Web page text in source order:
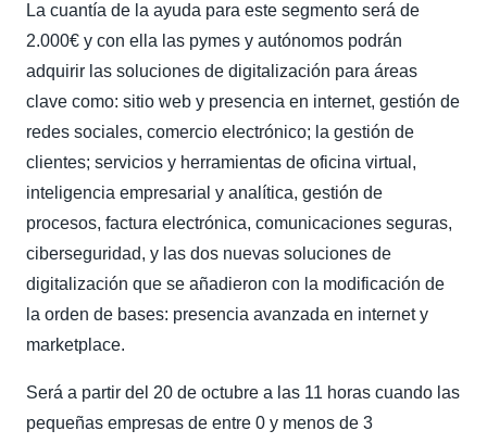
La cuantía de la ayuda para este segmento será de
2.000€ y con ella las pymes y autónomos podrán
adquirir las soluciones de digitalización para áreas
clave como: sitio web y presencia en internet, gestión de
redes sociales, comercio electrónico; la gestión de
clientes; servicios y herramientas de oficina virtual,
inteligencia empresarial y analítica, gestión de
procesos, factura electrónica, comunicaciones seguras,
ciberseguridad, y las dos nuevas soluciones de
digitalización que se añadieron con la modificación de
la orden de bases: presencia avanzada en internet y
marketplace.
Será a partir del 20 de octubre a las 11 horas cuando las
pequeñas empresas de entre 0 y menos de 3